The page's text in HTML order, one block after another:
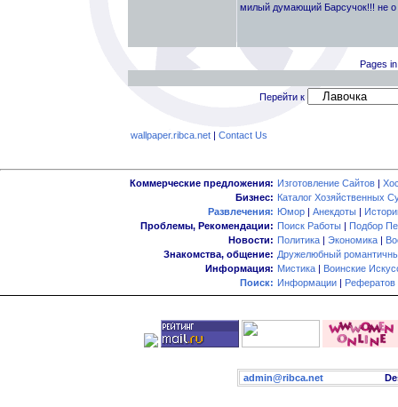
милый думающий Барсучок!!! не
Pages
Перейти к
wallpaper.ribca.net| Contact Us
Коммерческие предложения: Изготовление Сайтов |
Бизнес: Каталог Хозяйственных
Развлечения: Юмор | Анекдоты |
Проблемы, Рекомендации: Поиск Работы | Подбор
Новости: Политика | Экономика |
Знакомства, общение: Дружелюбный
Информация: Мистика | Воинские
Поиск: Информации | Рефератов
admin@ribca.net